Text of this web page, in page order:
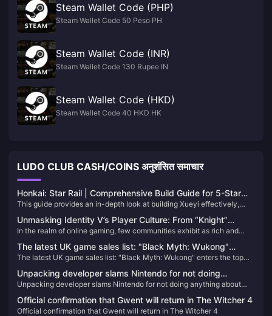
Steam Wallet Code (PHP)
Steam Wallet Code 50 Peso PH
Steam Wallet Code (INR)
Steam Wallet Code 130 Rupee IN
Steam Wallet Code (HKD)
Steam Wallet Code 40 HKD HK
LUDO CLUB CASH/COINS अनुशंसित समाचार
Honkai: Star Rail | Comprehensive Build Guide for 5-Star
Character Xueyi
This guide provides an in-depth look at building Xueyi effectively,
potential.​
Unmasking Identity V’s Player Culture: From “Knight”
Avatars to Community Advocacy
In the realm of online gaming, few communities exhibit as rich and
and asymmetrical gameplay, the game has cultivated a vibrant
player-driven culture characterized by unique expressions, inside
jokes, and a strong sense of community.
The latest UK game sales list: "Black Myth: Wukong"
enters the top ten
The latest UK game sales list: "Black Myth: Wukong" enters the top
Unpacking developer slams Nintendo for not doing
anything about shoddy knockoffs in stores
Unpacking developer slams Nintendo for not doing anything about
Official confirmation that Gwent will return in The Witcher 4
Official confirmation that Gwent will return in The Witcher 4